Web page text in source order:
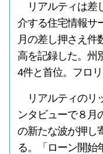
リアルティは差
介する住宅情報サ
月の差し押さえ件
高を記録した。州
4件と首位。フロ
リアルティのリ
ンタビューで８月
の新たな波が押し
る。「ローン開始